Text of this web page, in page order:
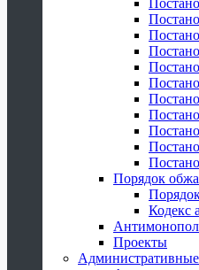
Порядок
Кодекс
Проекты